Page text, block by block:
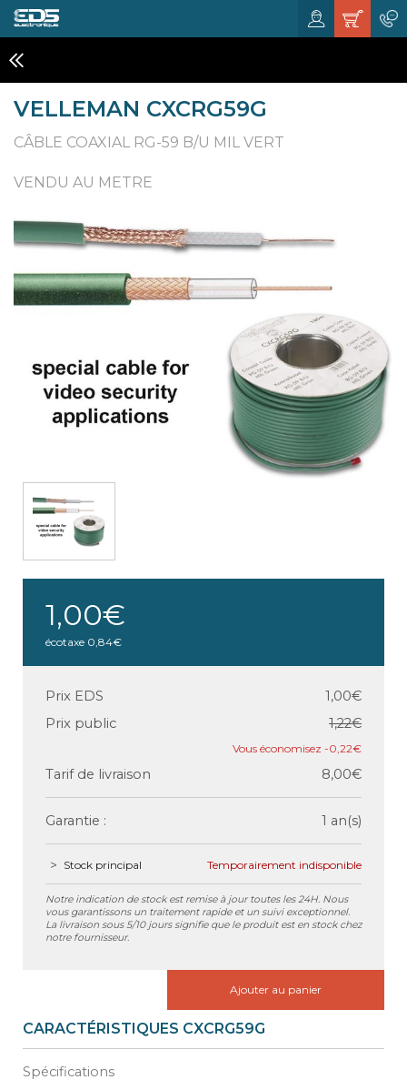
VELLEMAN CXCRG59G
CÂBLE COAXIAL RG-59 B/U MIL VERT
VENDU AU METRE
1,00€
écotaxe 0,84€
Prix EDS
1,00€
Prix public
1,22€
-0,22€
Tarif de livraison 8,00€
Garantie : 1 an(s)
Stock principal Temporairement indisponible
Notre indication de stock est remise à jour toutes les 24H. Nous
vous garantissons un traitement rapide et un suivi exceptionnel.
La livraison sous 5/10 jours signifie que le produit est en stock chez
notre fournisseur.
Ajouter au panier
CARACTÉRISTIQUES CXCRG59G
Spécifications